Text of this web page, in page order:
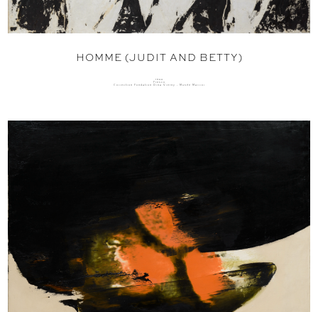
HOMME (JUDIT AND BETTY)
1966
Fresco
Collection Fondation Dina Vierny - Musée Maillol